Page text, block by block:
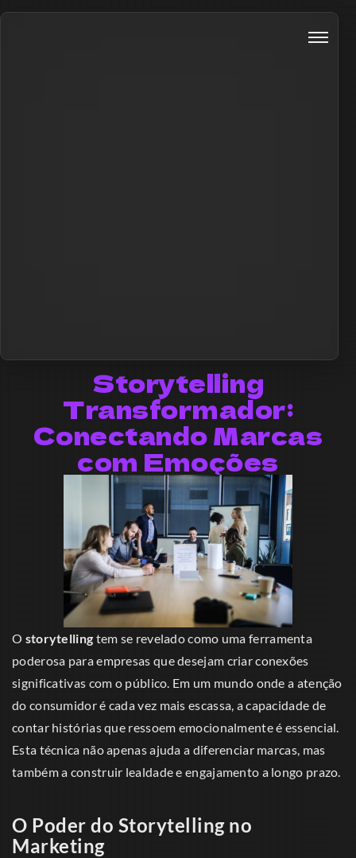
Storytelling
Transformador:
Conectando Marcas
com Emoções
O storytelling tem se revelado como uma ferramenta
poderosa para empresas que desejam criar conexões
significativas com o público. Em um mundo onde a atenção
do consumidor é cada vez mais escassa, a capacidade de
contar histórias que ressoem emocionalmente é essencial.
Esta técnica não apenas ajuda a diferenciar marcas, mas
também a construir lealdade e engajamento a longo prazo.
O Poder do Storytelling no
Marketing